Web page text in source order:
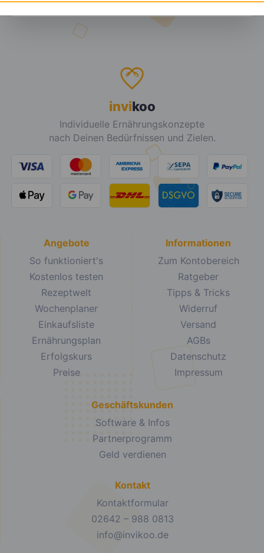
invikoo
Individuelle Ernährungskonzepte
nach Deinen Bedürfnissen und Zielen.
Angebote
So funktioniert's
Kostenlos testen
Rezeptwelt
Wochenplaner
Einkaufsliste
Ernährungsplan
Erfolgskurs
Preise
Informationen
Zum Kontobereich
Ratgeber
Tipps & Tricks
Widerruf
Versand
AGBs
Datenschutz
Impressum
Geschäftskunden
Software & Infos
Partnerprogramm
Geld verdienen
Kontakt
Kontaktformular
02642 – 988 0813
info@invikoo.de